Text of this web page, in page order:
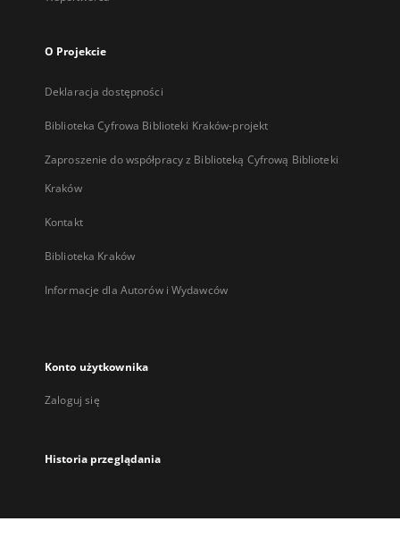
O Projekcie
Deklaracja dostępności
Biblioteka Cyfrowa Biblioteki Kraków-projekt
Zaproszenie do współpracy z Biblioteką Cyfrową Biblioteki
Kraków
Kontakt
Biblioteka Kraków
Informacje dla Autorów i Wydawców
Konto użytkownika
Zaloguj się
Historia przeglądania